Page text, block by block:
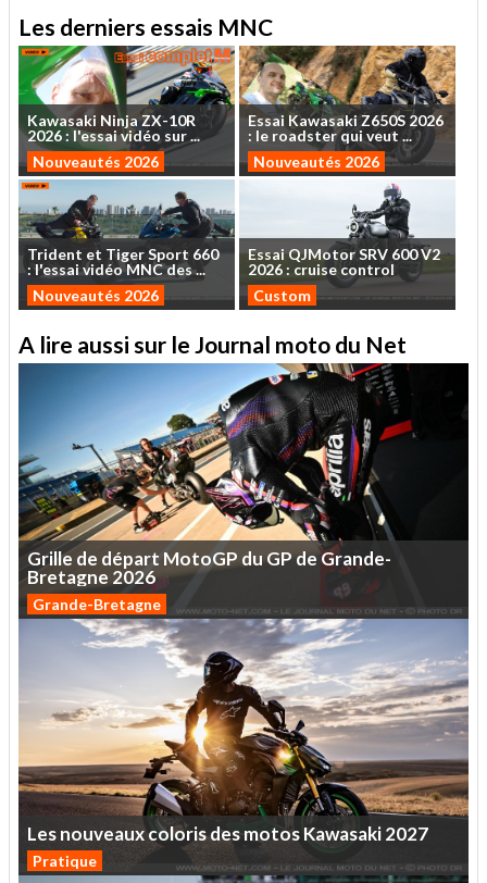
Les derniers essais MNC
Kawasaki NinjaZX-10R
2026: l'essaividéo sur...
Nouveautés 2026
Essai KawasakiZ650S 2026
: le roadsterquiveut ...
Nouveautés 2026
Trident et TigerSport 660
: l'essaividéoMNCdes...
Nouveautés 2026
EssaiQJMotorSRV 600V2
2026 : cruise control
Custom
A lire aussi sur le Journal moto du Net
Grille de départ MotoGP duGPdeGrande-
Bretagne 2026
Grande-Bretagne
LesnouveauxcolorisdesmotosKawasaki2027
Pratique